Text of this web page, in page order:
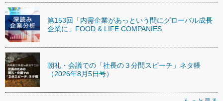
第153回「内需企業があっという間にグローバル成長
企業に」FOOD & LIFE COMPANIES
朝礼・会議での「社長の３分間スピーチ」ネタ帳
（2026年8月5日号）